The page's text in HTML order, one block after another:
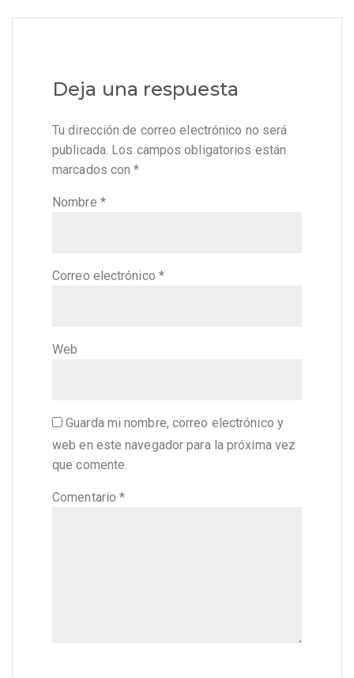
Deja una respuesta
Tu dirección de correo electrónico no será
publicada. Los campos obligatorios están
marcados con*
Nombre *
Correo electrónico *
Web
Guarda mi nombre, correo electrónico y
web en este navegador para la próxima vez
que comente.
Comentario*